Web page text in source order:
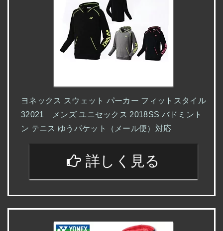
ヨネックス スウェット パーカー フィットスタイル
32021 メンズ ユニセックス 2018SS バドミント
ン テニス ゆうパケット（メール便）対応
詳しく見る